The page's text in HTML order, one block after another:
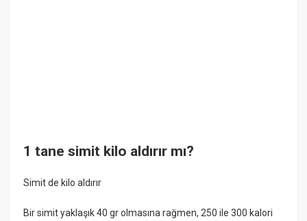
1 tane simit kilo aldırır mı?
Simit de kilo aldırır
Bir simit yaklaşık 40 gr olmasına rağmen, 250 ile 300 kalori